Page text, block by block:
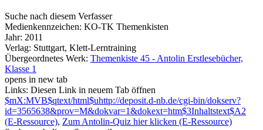
Suche nach diesem Verfasser
Medienkennzeichen: KO-TK Themenkisten
Jahr: 2011
Verlag: Stuttgart, Klett-Lerntraining
Übergeordnetes Werk: Themenkiste 45 - Antolin Erstlesebücher,
Klasse 1
opens in new tab
Links: Diesen Link in neuem Tab öffnen
$mX:MVB$qtext/html$uhttp://deposit.d-nb.de/cgi-bin/dokserv?
id=3565638&prov=M&dokvar=1&dokext=htm$3Inhaltstext$A2
(E-Ressource), Zum Antolin-Quiz hier klicken (E-Ressource)